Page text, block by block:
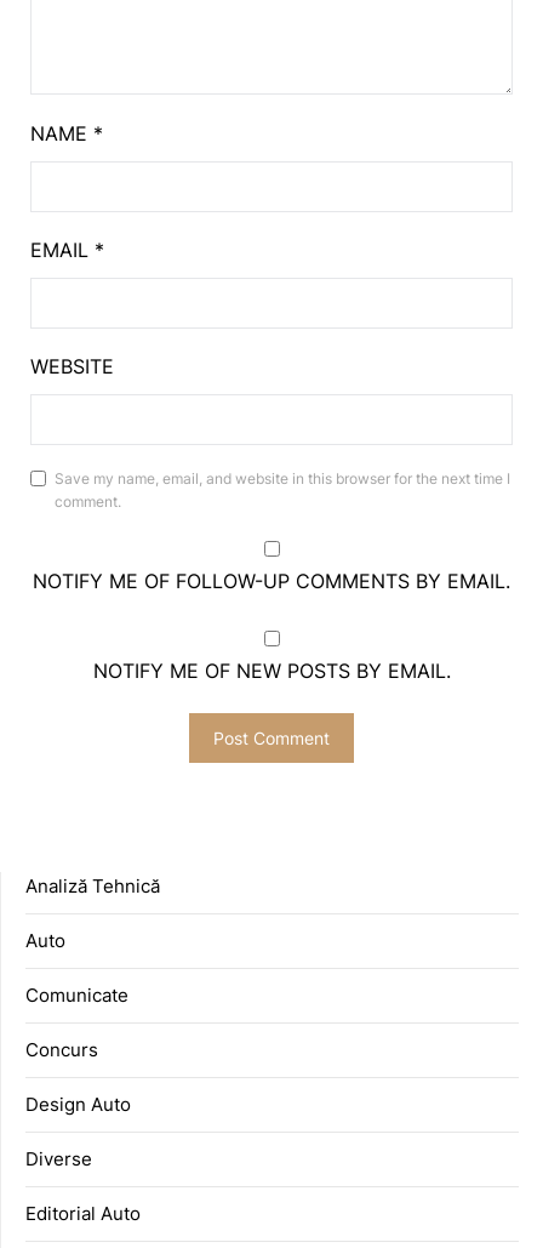
NAME *
EMAIL *
WEBSITE
Save my name, email, and website in this browser for the next time I
comment.
NOTIFY ME OF FOLLOW-UP COMMENTS BY EMAIL.
NOTIFY ME OF NEW POSTS BY EMAIL.
Analiză Tehnică
Auto
Comunicate
Concurs
Design Auto
Diverse
Editorial Auto